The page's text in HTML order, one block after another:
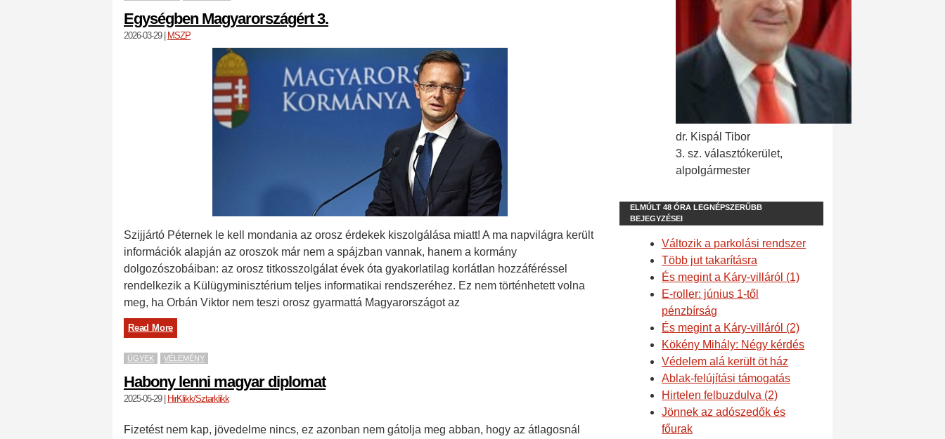
Egységben Magyarországért 3.
2026-03-29| MSZP
Szijjártó Péternek le kell mondania az orosz érdekek kiszolgálása miatt! A ma napvilágra került
információk alapján az oroszok már nem a spájzban vannak, hanem a kormány
dolgozószobáiban: az orosz titkosszolgálat évek óta gyakorlatilag korlátlan hozzáféréssel
rendelkezik a Külügyminisztérium teljes informatikai rendszeréhez. Ez nem történhetett volna
meg, ha Orbán Viktor nem teszi orosz gyarmattá Magyarországot az
Read More
ÜGYEK VÉLEMÉNY
Habony lenni magyar diplomat
2025-05-29| HirKlikk/Sztarklikk
Fizetést nem kap, jövedelme nincs, ez azonban nem gátolja meg abban, hogy az átlagosnál
dr. Kispál Tibor
3. sz. választókerület,
alpolgármester
ELMÚLT 48 ÓRA LEGNÉPSZERŰBB
BEJEGYZÉSEI
Változik a parkolási rendszer
Több jut takarításra
És megint a Káry-villáról (1)
E-roller: június 1-től
pénzbírság
És megint a Káry-villáról (2)
Kökény Mihály: Négy kérdés
Védelem alá került öt ház
Ablak-felújítási támogatás
Hirtelen felbuzdulva (2)
Jönnek az adószedők és
főurak